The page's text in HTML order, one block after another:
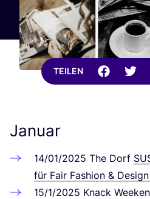
TEILEN
Januar
14/01/2025 The Dorf
für Fair Fashion &
15/1/2025 Knack